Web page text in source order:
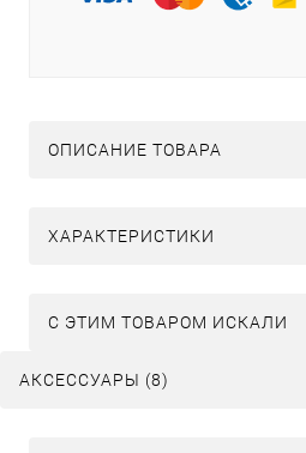
ОПИСАНИЕ ТОВАРА
ХАРАКТЕРИСТИКИ
C ЭТИМ ТОВАРОМ ИСКАЛИ
АКСЕССУАРЫ (8)